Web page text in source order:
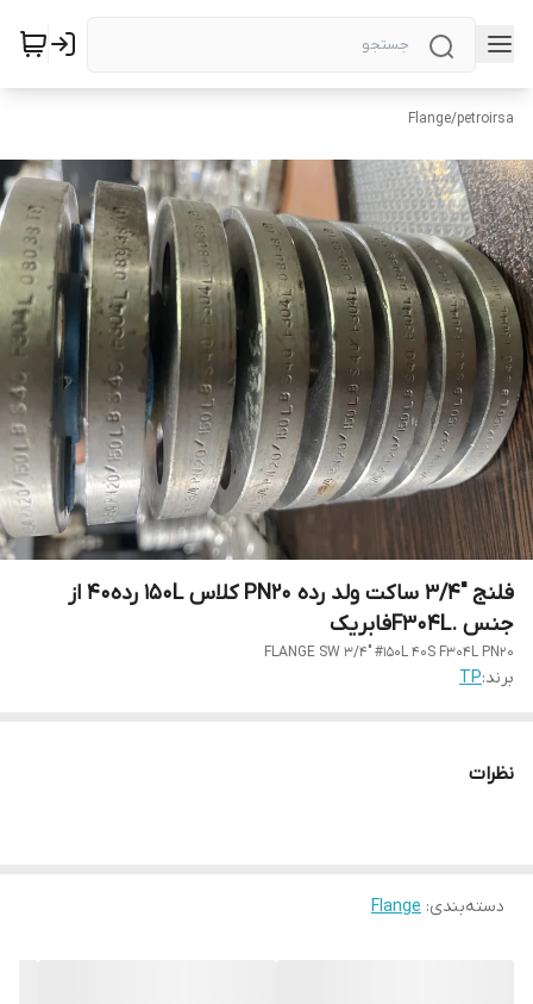
petroirsa
/
Flange
فلنج "3/4 ساکت ولد رده PN20 کلاس 150L رده40 از
جنس .F304Lفابریک
FLANGE SW 3/4" #150L 40S F304L PN20
برند:TP
نظرات
دسته‌بندی:
Flange